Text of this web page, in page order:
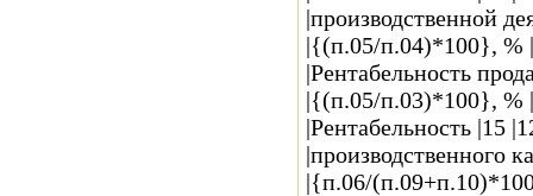
|производственной
|{(п.05/п.04)*100}, % |
|Рентабельность
|{(п.05/п.03)*100}, % |
|Рентабельность |15
|производственного
|{п.06/